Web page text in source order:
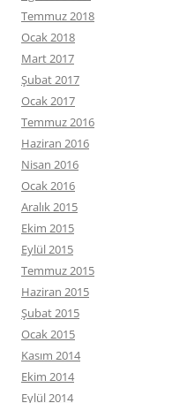
Temmuz 2018
Ocak 2018
Mart 2017
Şubat 2017
Ocak 2017
Temmuz 2016
Haziran 2016
Nisan 2016
Ocak 2016
Aralık 2015
Ekim 2015
Eylül 2015
Temmuz 2015
Haziran 2015
Şubat 2015
Ocak 2015
Kasım 2014
Ekim 2014
Eylül 2014